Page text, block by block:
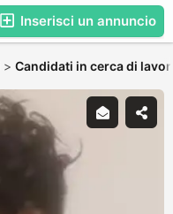
Inserisci un annuncio
> Candidati in cerca di